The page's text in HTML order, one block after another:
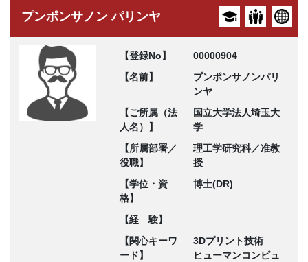
プンポンサノン パリンヤ
【登録No】
00000904
【名前】
プンポンサノンパリ
ンヤ
【ご所属（法
人名）】
国立大学法人埼玉大
学
【所属部署／
役職】
理工学研究科／准教
授
【学位・資
格】
博士(DR)
【経 験】
【関心キーワ
ード】
3Dプリント技術
ヒューマンコンピュ